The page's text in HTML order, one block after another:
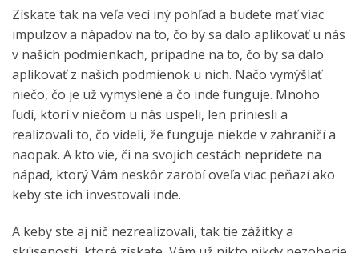
Získate tak na veľa vecí iný pohľad a budete mať viac
impulzov a nápadov na to, čo by sa dalo aplikovať u nás
v našich podmienkach, prípadne na to, čo by sa dalo
aplikovať z našich podmienok u nich. Načo vymýšlať
niečo, čo je už vymyslené a čo inde funguje. Mnoho
ľudí, ktorí v niečom u nás uspeli, len priniesli a
realizovali to, čo videli, že funguje niekde v zahraničí a
naopak. A kto vie, či na svojich cestách neprídete na
nápad, ktorý Vám neskôr zarobí oveľa viac peňazí ako
keby ste ich investovali inde.
A keby ste aj nič nezrealizovali, tak tie zážitky a